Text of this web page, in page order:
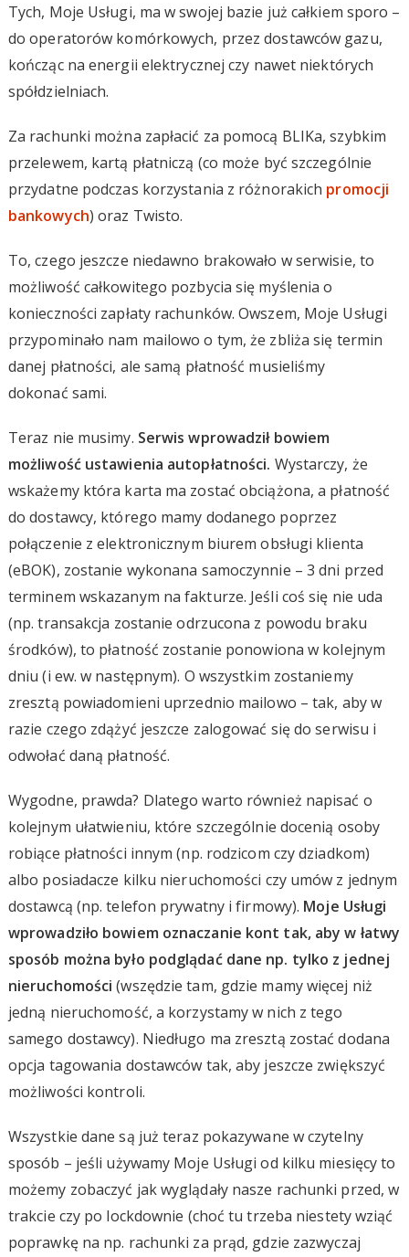
Tych, Moje Usługi, ma w swojej bazie już całkiem sporo –
do operatorów komórkowych, przez dostawców gazu,
kończąc na energii elektrycznej czy nawet niektórych
spółdzielniach.
Za rachunki można zapłacić za pomocą BLIKa, szybkim
przelewem, kartą płatniczą (co może być szczególnie
przydatne podczas korzystania z różnorakich promocji
bankowych) oraz Twisto.
To, czego jeszcze niedawno brakowało w serwisie, to
możliwość całkowitego pozbycia się myślenia o
konieczności zapłaty rachunków. Owszem, Moje Usługi
przypominało nam mailowo o tym, że zbliża się termin
danej płatności, ale samą płatność musieliśmy
dokonać sami.
Teraz nie musimy. Serwis wprowadził bowiem
możliwość ustawienia autopłatności. Wystarczy, że
wskażemy która karta ma zostać obciążona, a płatność
do dostawcy, którego mamy dodanego poprzez
połączenie z elektronicznym biurem obsługi klienta
(eBOK), zostanie wykonana samoczynnie – 3 dni przed
terminem wskazanym na fakturze. Jeśli coś się nie uda
(np. transakcja zostanie odrzucona z powodu braku
środków), to płatność zostanie ponowiona w kolejnym
dniu (i ew. w następnym). O wszystkim zostaniemy
zresztą powiadomieni uprzednio mailowo – tak, aby w
razie czego zdążyć jeszcze zalogować się do serwisu i
odwołać daną płatność.
Wygodne, prawda? Dlatego warto również napisać o
kolejnym ułatwieniu, które szczególnie docenią osoby
robiące płatności innym (np. rodzicom czy dziadkom)
albo posiadacze kilku nieruchomości czy umów z jednym
dostawcą (np. telefon prywatny i firmowy). Moje Usługi
wprowadziło bowiem oznaczanie kont tak, aby w łatwy
sposób można było podglądać dane np. tylko z jednej
nieruchomości (wszędzie tam, gdzie mamy więcej niż
jedną nieruchomość, a korzystamy w nich z tego
samego dostawcy). Niedługo ma zresztą zostać dodana
opcja tagowania dostawców tak, aby jeszcze zwiększyć
możliwości kontroli.
Wszystkie dane są już teraz pokazywane w czytelny
sposób – jeśli używamy Moje Usługi od kilku miesięcy to
możemy zobaczyć jak wyglądały nasze rachunki przed, w
trakcie czy po lockdownie (choć tu trzeba niestety wziąć
poprawkę na np. rachunki za prąd, gdzie zazwyczaj